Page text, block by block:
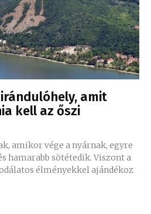
amit
kell az őszi
amikor vége a nyárnak, egyre
hamarabb sötétedik. Viszont a
élményekkel ajándékoz